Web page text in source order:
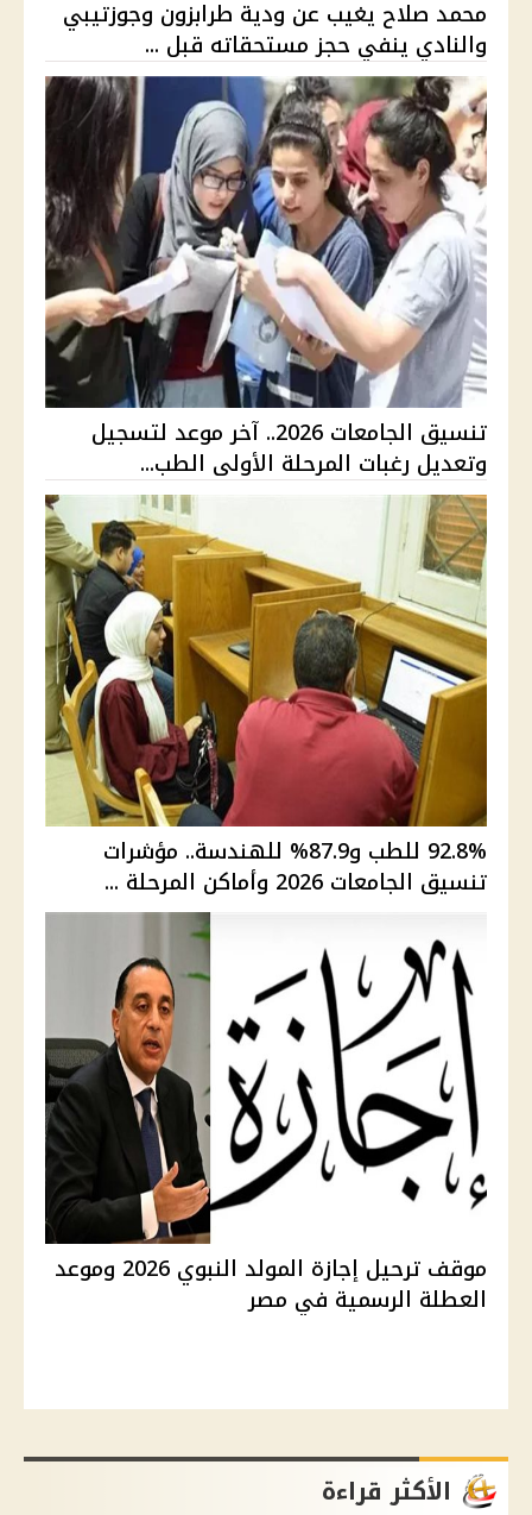
محمد صلاح يغيب عن ودية طرابزون وجوزتيبي
والنادي ينفي حجز مستحقاته قبل ...
تنسيق الجامعات 2026.. آخر موعد لتسجيل
وتعديل رغبات المرحلة الأولى الطب...
92.8% للطب و87.9% للهندسة.. مؤشرات
تنسيق الجامعات 2026 وأماكن المرحلة ...
موقف ترحيل إجازة المولد النبوي 2026 وموعد
العطلة الرسمية في مصر
الأكثر قراءة